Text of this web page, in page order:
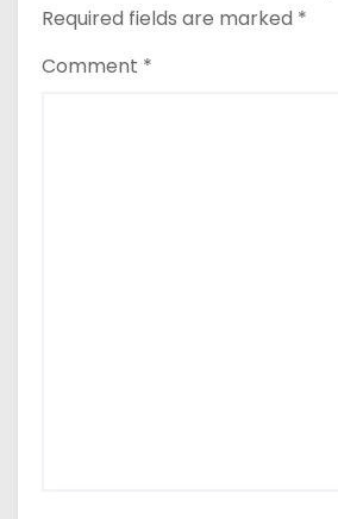
Required fields are marked *
Comment *